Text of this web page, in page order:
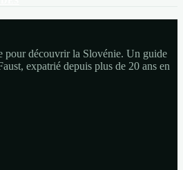
pour découvrir la Slovénie. Un guide
expatrié depuis plus de 20 ans en